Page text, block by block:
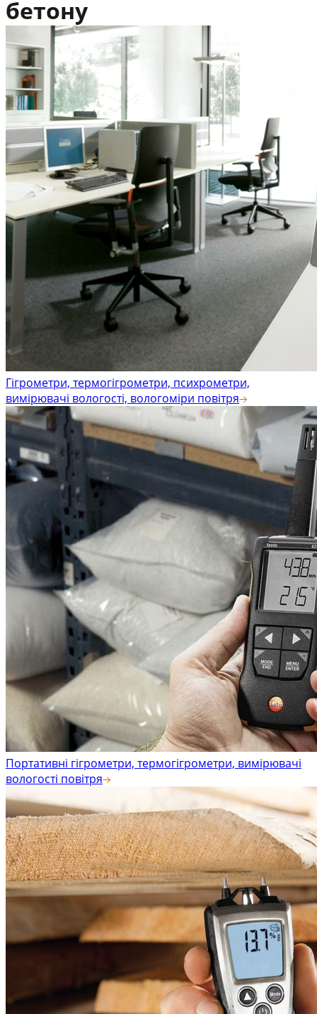
бетону
Гігрометри, термогігрометри, психрометри,
вимірювачі вологості, вологоміри повітря
Портативні гігрометри, термогігрометри, вимірювачі
вологості повітря